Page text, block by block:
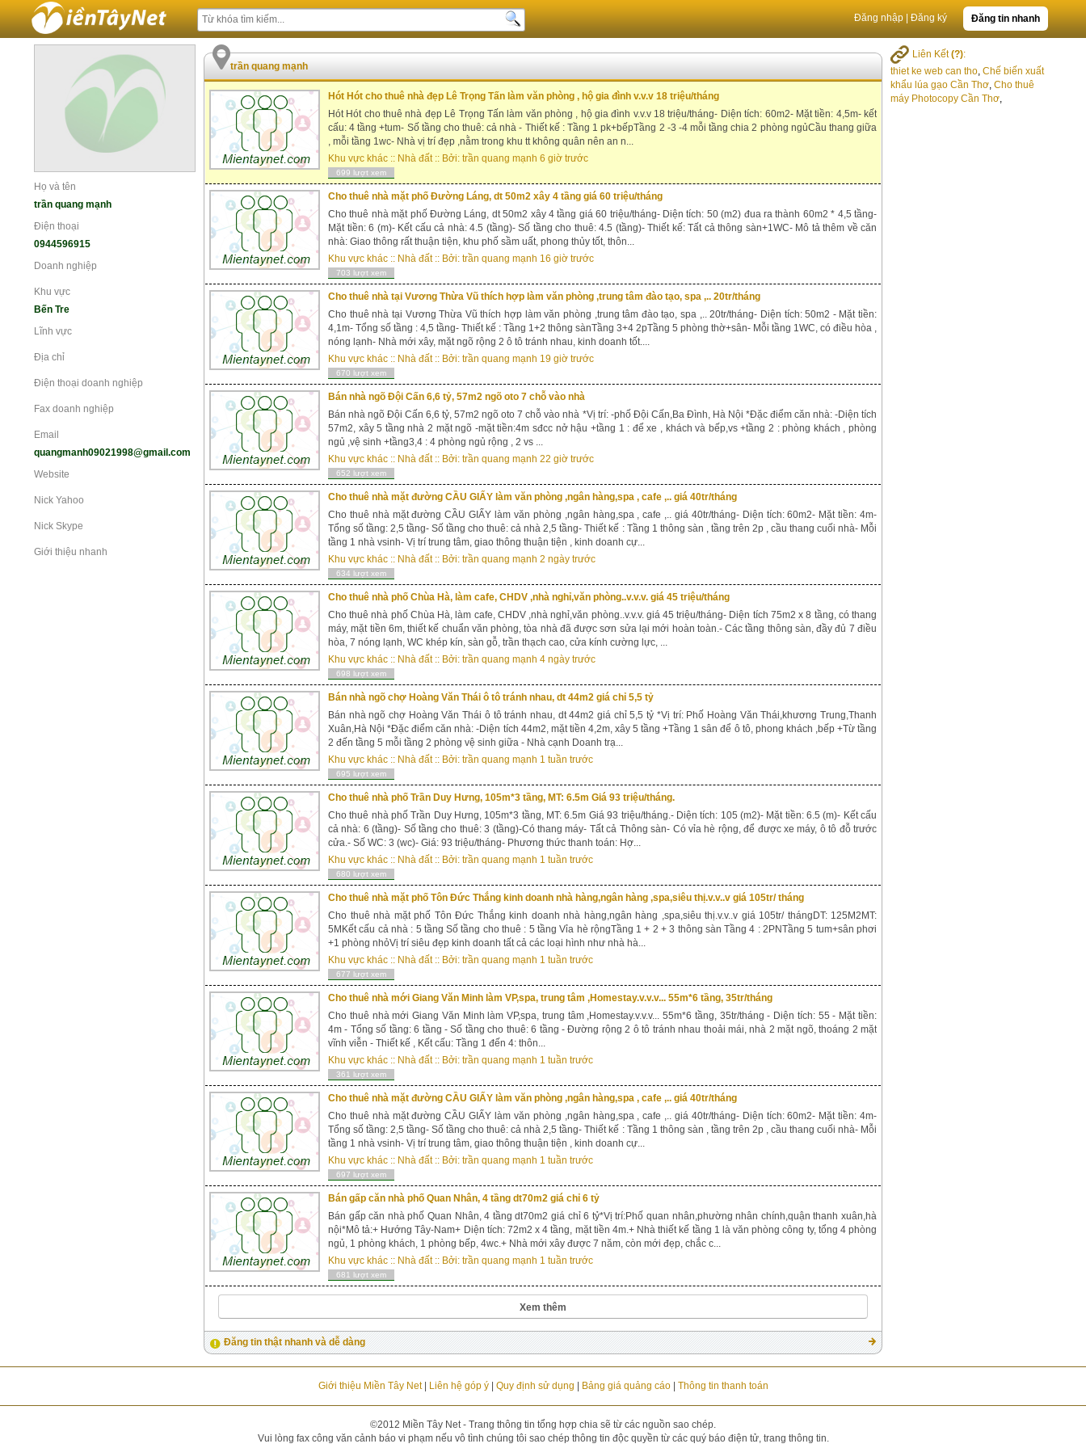
Đăng tin nhanh
Đăng nhập Đăng ký
Họ và tên
trần quang mạnh
Điện thoại
0944596915
Doanh nghiệp
Khu vực
Bến Tre
Lĩnh vực
Địa chỉ
Điện thoại doanh nghiệp
Fax doanh nghiệp
Email
quangmanh09021998@gmail.com
Website
Nick Yahoo
Nick Skype
Giới thiệu nhanh
Liên Kết(?):
thiet ke web can tho, Chế biến xuất
khẩu lúa gạo Cần Thơ, Cho thuê
máy Photocopy Cần Thơ,
trần quang mạnh
Hót Hót cho thuê nhà đẹp Lê Trọng Tấn làm văn phòng , hộ gia đình v.v.v 18 triệu/tháng
Hót Hót cho thuê nhà đẹp Lê Trọng Tấn làm văn phòng , hộ gia đình v.v.v 18 triệu/tháng- Diện tích: 60m2- Mặt tiền: 4,5m- kết
cấu: 4 tầng +tum- Số tầng cho thuê: cả nhà - Thiết kế : Tầng 1 pk+bếpTầng 2 -3 -4 mỗi tầng chia 2 phòng ngủCầu thang giữa
, mỗi tầng 1wc- Nhà vị trí đẹp ,nằm trong khu tt không quân nên an n...
Khu vực khác :: Nhà đất:: Bởi: trần quang mạnh 6 giờ trước
699 lượt xem
Cho thuê nhà mặt phố Đường Láng, dt 50m2 xây 4 tầng giá 60 triệu/tháng
Cho thuê nhà mặt phố Đường Láng, dt 50m2 xây 4 tầng giá 60 triệu/tháng- Diện tích: 50 (m2) đua ra thành 60m2 * 4,5 tầng-
Mặt tiền: 6 (m)- Kết cấu cả nhà: 4.5 (tầng)- Số tầng cho thuê: 4.5 (tầng)- Thiết kế: Tất cả thông sàn+1WC- Mô tả thêm về căn
nhà: Giao thông rất thuận tiện, khu phố sầm uất, phong thủy tốt, thôn...
Khu vực khác :: Nhà đất:: Bởi: trần quang mạnh 16 giờ trước
703 lượt xem
Cho thuê nhà tại Vương Thừa Vũ thích hợp làm văn phòng ,trung tâm đào tạo, spa ,.. 20tr/tháng
Cho thuê nhà tại Vương Thừa Vũ thích hợp làm văn phòng ,trung tâm đào tạo, spa ,.. 20tr/tháng- Diện tích: 50m2 - Mặt tiền:
4,1m- Tổng số tầng : 4,5 tầng- Thiết kế : Tầng 1+2 thông sànTầng 3+4 2pTầng 5 phòng thờ+sân- Mỗi tầng 1WC, có điều hòa ,
nóng lạnh- Nhà mới xây, mặt ngõ rộng 2 ô tô tránh nhau, kinh doanh tốt....
Khu vực khác :: Nhà đất:: Bởi: trần quang mạnh 19 giờ trước
670 lượt xem
Bán nhà ngõ Đội Cấn 6,6 tỷ, 57m2 ngõ oto 7 chỗ vào nhà
Bán nhà ngõ Đội Cấn 6,6 tỷ, 57m2 ngõ oto 7 chỗ vào nhà *Vị trí: -phố Đội Cấn,Ba Đình, Hà Nội *Đặc điểm căn nhà: -Diện tích
57m2, xây 5 tầng nhà 2 mặt ngõ -mặt tiền:4m sđcc nở hậu +tầng 1 : để xe , khách và bếp,vs +tầng 2 : phòng khách , phòng
ngủ ,vệ sinh +tầng3,4 : 4 phòng ngủ rộng , 2 vs ...
Khu vực khác :: Nhà đất:: Bởi: trần quang mạnh 22 giờ trước
652 lượt xem
Cho thuê nhà mặt đường CẦU GIẤY làm văn phòng ,ngân hàng,spa , cafe ,.. giá 40tr/tháng
Cho thuê nhà mặt đường CẦU GIẤY làm văn phòng ,ngân hàng,spa , cafe ,.. giá 40tr/tháng- Diện tích: 60m2- Mặt tiền: 4m-
Tổng số tầng: 2,5 tầng- Số tầng cho thuê: cả nhà 2,5 tầng- Thiết kế : Tầng 1 thông sàn , tầng trên 2p , cầu thang cuối nhà- Mỗi
tầng 1 nhà vsinh- Vị trí trung tâm, giao thông thuận tiện , kinh doanh cự...
Khu vực khác :: Nhà đất:: Bởi: trần quang mạnh 2 ngày trước
634 lượt xem
Cho thuê nhà phố Chùa Hà, làm cafe, CHDV ,nhà nghỉ,văn phòng..v.v.v. giá 45 triệu/tháng
Cho thuê nhà phố Chùa Hà, làm cafe, CHDV ,nhà nghỉ,văn phòng..v.v.v. giá 45 triệu/tháng- Diện tích 75m2 x 8 tầng, có thang
máy, mặt tiền 6m, thiết kế chuẩn văn phòng, tòa nhà đã được sơn sửa lại mới hoàn toàn.- Các tầng thông sàn, đầy đủ 7 điều
hòa, 7 nóng lạnh, WC khép kín, sàn gỗ, trần thạch cao, cửa kính cường lực, ...
Khu vực khác :: Nhà đất:: Bởi: trần quang mạnh 4 ngày trước
698 lượt xem
Bán nhà ngõ chợ Hoàng Văn Thái ô tô tránh nhau, dt 44m2 giá chỉ 5,5 tỷ
Bán nhà ngõ chợ Hoàng Văn Thái ô tô tránh nhau, dt 44m2 giá chỉ 5,5 tỷ *Vị trí: Phố Hoàng Văn Thái,khương Trung,Thanh
Xuân,Hà Nội *Đặc điểm căn nhà: -Diện tích 44m2, mặt tiền 4,2m, xây 5 tầng +Tầng 1 sân để ô tô, phong khách ,bếp +Từ tầng
2 đến tầng 5 mỗi tầng 2 phòng vệ sinh giữa - Nhà cạnh Doanh trạ...
Khu vực khác :: Nhà đất:: Bởi: trần quang mạnh 1 tuần trước
695 lượt xem
Cho thuê nhà phố Trần Duy Hưng, 105m*3 tầng, MT: 6.5m Giá 93 triệu/tháng.
Cho thuê nhà phố Trần Duy Hưng, 105m*3 tầng, MT: 6.5m Giá 93 triệu/tháng.- Diện tích: 105 (m2)- Mặt tiền: 6.5 (m)- Kết cấu
cả nhà: 6 (tầng)- Số tầng cho thuê: 3 (tầng)-Có thang máy- Tất cả Thông sàn- Có vỉa hè rộng, để được xe máy, ô tô đỗ trước
cửa.- Số WC: 3 (wc)- Giá: 93 triệu/tháng- Phương thức thanh toán: Hợ...
Khu vực khác :: Nhà đất:: Bởi: trần quang mạnh 1 tuần trước
680 lượt xem
Cho thuê nhà mặt phố Tôn Đức Thắng kinh doanh nhà hàng,ngân hàng ,spa,siêu thị.v.v..v giá 105tr/ tháng
Cho thuê nhà mặt phố Tôn Đức Thắng kinh doanh nhà hàng,ngân hàng ,spa,siêu thị.v.v..v giá 105tr/ thángDT: 125M2MT:
5MKết cấu cả nhà : 5 tầng Số tầng cho thuê : 5 tầng Vỉa hè rộngTầng 1 + 2 + 3 thông sàn Tầng 4 : 2PNTầng 5 tum+sân phơi
+1 phòng nhỏVị trí siêu đẹp kinh doanh tất cả các loại hình như nhà hà...
Khu vực khác :: Nhà đất:: Bởi: trần quang mạnh 1 tuần trước
677 lượt xem
Cho thuê nhà mới Giang Văn Minh làm VP,spa, trung tâm ,Homestay.v.v.v... 55m*6 tầng, 35tr/tháng
Cho thuê nhà mới Giang Văn Minh làm VP,spa, trung tâm ,Homestay.v.v.v... 55m*6 tầng, 35tr/tháng - Diện tích: 55 - Mặt tiền:
4m - Tổng số tầng: 6 tầng - Số tầng cho thuê: 6 tầng - Đường rộng 2 ô tô tránh nhau thoải mái, nhà 2 mặt ngõ, thoáng 2 mặt
vĩnh viễn - Thiết kế , Kết cấu: Tầng 1 đến 4: thôn...
Khu vực khác :: Nhà đất:: Bởi: trần quang mạnh 1 tuần trước
361 lượt xem
Cho thuê nhà mặt đường CẦU GIẤY làm văn phòng ,ngân hàng,spa , cafe ,.. giá 40tr/tháng
Cho thuê nhà mặt đường CẦU GIẤY làm văn phòng ,ngân hàng,spa , cafe ,.. giá 40tr/tháng- Diện tích: 60m2- Mặt tiền: 4m-
Tổng số tầng: 2,5 tầng- Số tầng cho thuê: cả nhà 2,5 tầng- Thiết kế : Tầng 1 thông sàn , tầng trên 2p , cầu thang cuối nhà- Mỗi
tầng 1 nhà vsinh- Vị trí trung tâm, giao thông thuận tiện , kinh doanh cự...
Khu vực khác :: Nhà đất:: Bởi: trần quang mạnh 1 tuần trước
697 lượt xem
Bán gấp căn nhà phố Quan Nhân, 4 tầng dt70m2 giá chỉ 6 tỷ
Bán gấp căn nhà phố Quan Nhân, 4 tầng dt70m2 giá chỉ 6 tỷ*Vị trí:Phố quan nhân,phường nhân chính,quận thanh xuân,hà
nội*Mô tả:+ Hướng Tây-Nam+ Diện tích: 72m2 x 4 tầng, mặt tiền 4m.+ Nhà thiết kế tầng 1 là văn phòng công ty, tổng 4 phòng
ngủ, 1 phòng khách, 1 phòng bếp, 4wc.+ Nhà mới xây được 7 năm, còn mới đẹp, chắc c...
Khu vực khác :: Nhà đất:: Bởi: trần quang mạnh 1 tuần trước
681 lượt xem
Xem thêm
Đăng tin thật nhanh và dễ dàng
Giới thiệu Miền Tây Net| Liên hệ góp ý| Quy định sử dụng Bảng giá quảng cáo| Thông tin thanh toán
©2012 Miền Tây Net - Trang thông tin tổng hợp chia sẽ từ các nguồn sao chép.
Vui lòng fax công văn cảnh báo vi phạm nếu vô tình chúng tôi sao chép thông tin độc quyền từ các quý báo điện tử, trang thông tin.